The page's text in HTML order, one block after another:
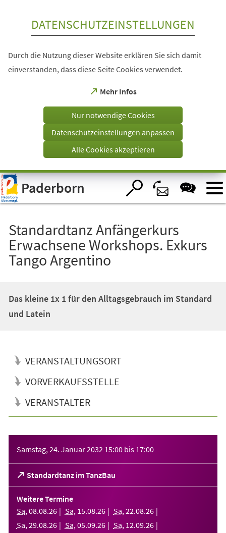
Visuelle
Assistenzsoftware
öffnen.
DATENSCHUTZEINSTELLUNGEN
Durch die Nutzung dieser Website erklären Sie sich damit
einverstanden, dass diese Seite Cookies verwendet.
Mehr Infos
(Öffnet
einem
Tab)
Nur notwendige Cookies
Datenschutzeinstellungen anpassen
Alle Cookies akzeptieren
Paderborn
Standardtanz Anfängerkurs
Erwachsene Workshops. Exkurs
Tango Argentino
Das kleine 1x 1 für den Alltagsgebrauch im Standard
und Latein
VERANSTALTUNGSORT
VORVERKAUFSSTELLE
VERANSTALTER
Samstag, 24. Januar 2032 15:00 bis 17:00
Standardtanz im TanzBau
(Öffnet
in
einem
neuen
Tab)
Weitere Termine
Sa, 08.08.26 Sa, 15.08.26 Sa, 22.08.26
Sa, 29.08.26 Sa, 05.09.26 Sa, 12.09.26